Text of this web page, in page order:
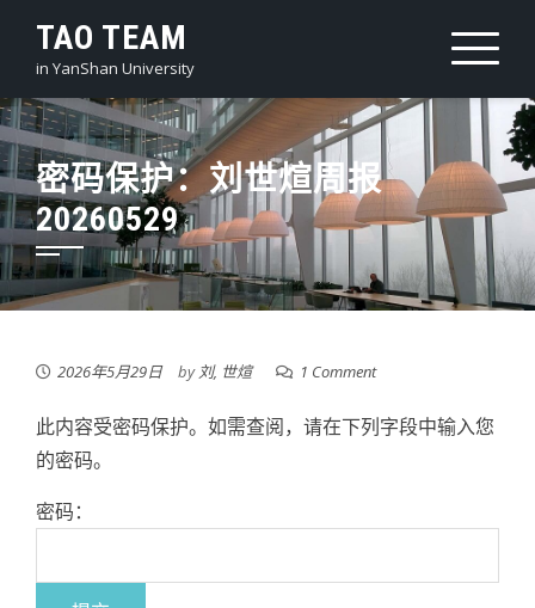
content
TAO TEAM
in YanShan University
密码保护：刘世煊周报
20260529
2026年5月29日 by刘, 世煊 1 Comment
此内容受密码保护。如需查阅，请在下列字段中输入您
的密码。
密码：